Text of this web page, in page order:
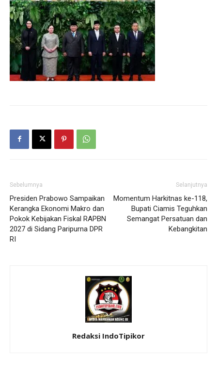
Sebelumnya
Presiden Prabowo Sampaikan
Kerangka Ekonomi Makro dan
Pokok Kebijakan Fiskal RAPBN
2027 di Sidang Paripurna DPR
RI
Selanjutnya
Momentum Harkitnas ke-118,
Bupati Ciamis Teguhkan
Semangat Persatuan dan
Kebangkitan
Redaksi IndoTipikor